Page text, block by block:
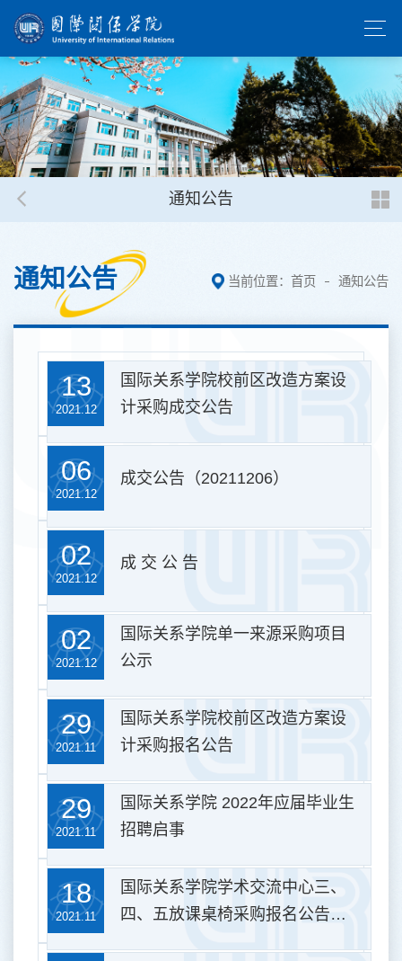
通知公告
通知公告 当前位置： 首页 通知公告
13
2021.12
国际关系学院校前区改造方案设
计采购成交公告
06
2021.12
成交公告（20211206）
02
2021.12
成 交 公 告
02
2021.12
国际关系学院单一来源采购项目
公示
29
2021.11
国际关系学院校前区改造方案设
计采购报名公告
29
2021.11
国际关系学院 2022年应届毕业生
招聘启事
18
2021.11
国际关系学院学术交流中心三、
四、五放课桌椅采购报名公告